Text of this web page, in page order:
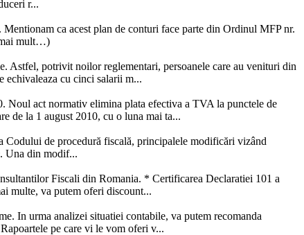
r...
ca acest plan de conturi face parte din Ordinul MFP nr.
mult…)
Astfel, potrivit noilor reglementari, persoanele care au venituri din
echivaleaza cu cinci salarii m...
act normativ elimina plata efectiva a TVA la punctele de
de la 1 august 2010, cu o luna mai ta...
Codului de procedură fiscală, principalele modificări vizând
Una din modif...
Fiscali din Romania. * Certificarea Declaratiei 101 a
multe, va putem oferi discount...
In urma analizei situatiei contabile, va putem recomanda
pe care vi le vom oferi v...